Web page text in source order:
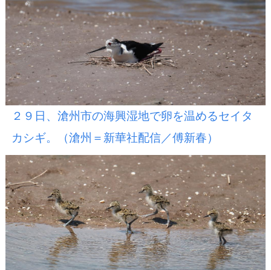
２９日、滄州市の海興湿地で卵を温めるセイタ
カシギ。（滄州＝新華社配信／傅新春）